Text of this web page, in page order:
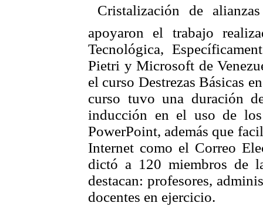
 Cristalización de
apoyaron el trabajo
Tecnológica,
Pietri y Microsoft de
el curso Destrezas Básicas
curso tuvo una duración
inducción en el uso de
PowerPoint, además que
Internet como el Correo
dictó a 120 miembros de
destacan: profesores,
docentes en ejercicio.